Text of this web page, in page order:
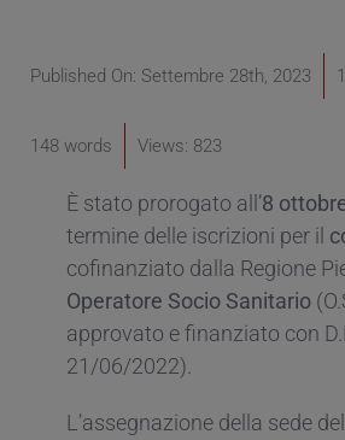
Published On: Settembre 28th, 2023
148 words Views: 823
È stato prorogato all’8
termine delle iscrizioni per il
cofinanziato dalla Regione
Operatore Socio Sanitario
approvato e finanziato con
21/06/2022).
L’assegnazione della sede